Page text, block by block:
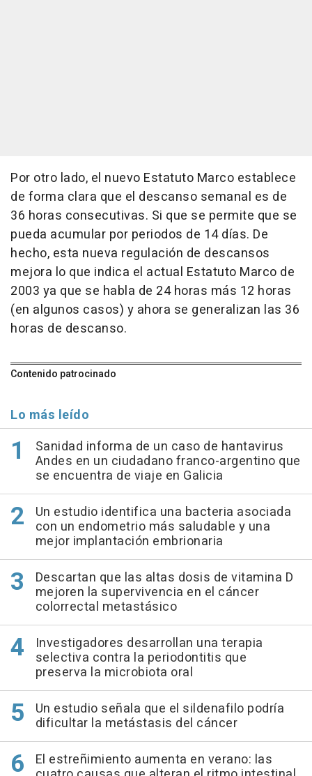
Por otro lado, el nuevo Estatuto Marco establece
de forma clara que el descanso semanal es de
36 horas consecutivas. Si que se permite que se
pueda acumular por periodos de 14 días. De
hecho, esta nueva regulación de descansos
mejora lo que indica el actual Estatuto Marco de
2003 ya que se habla de 24 horas más 12 horas
(en algunos casos) y ahora se generalizan las 36
horas de descanso.
Contenido patrocinado
Lo más leído
Sanidad informa de un caso de hantavirus
Andes en un ciudadano franco-argentino que
se encuentra de viaje en Galicia
Un estudio identifica una bacteria asociada
con un endometrio más saludable y una
mejor implantación embrionaria
Descartan que las altas dosis de vitamina D
mejoren la supervivencia en el cáncer
colorrectal metastásico
Investigadores desarrollan una terapia
selectiva contra la periodontitis que
preserva la microbiota oral
Un estudio señala que el sildenafilo podría
dificultar la metástasis del cáncer
El estreñimiento aumenta en verano: las